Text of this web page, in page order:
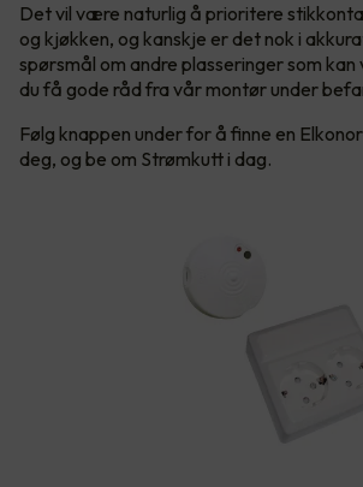
Det vil være naturlig å prioritere
og kjøkken, og kanskje er det nok i
spørsmål om andre plasseringer som
du få gode råd fra vår montør under
Følg knappen under for å finne en
deg, og be om Strømkutt i dag.